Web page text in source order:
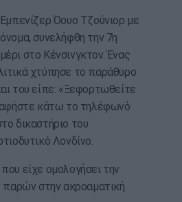
Όουο Τζούνιορ με
συνελήφθη την 7η
στο Κένσινγκτον. Ένας
χτύπησε το παράθυρο
του είπε: «Ξεφορτωθείτε
αφήστε κάτω το τηλέφωνό
δικαστήριο του
Λονδίνο.
είχε ομολογήσει την
παρών στην ακροαματική